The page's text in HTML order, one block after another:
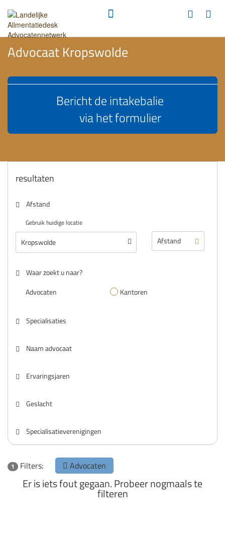
Advocaat Kropswolde
Bericht de intakebalie
via het formulier
resultaten
Afstand
Gebruik huidige locatie
Waar zoekt u naar?
Advocaten
Kantoren
Specialisaties
Naam advocaat
Ervaringsjaren
Geslacht
Specialisatieverenigingen
1 Filters: Advocaten
Er is iets fout gegaan. Probeer nogmaals te
filteren